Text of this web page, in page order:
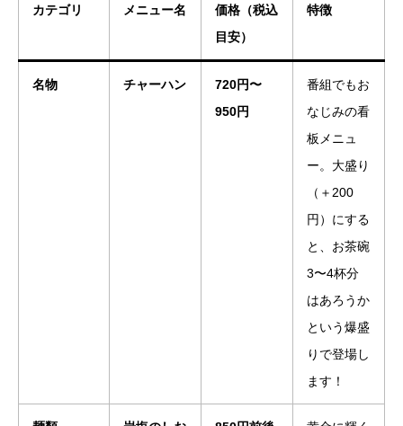
カテゴリ メニュー名
価格（税込
目安）
特徴
名物 チャーハン
720円〜
950円
番組でもお
なじみの看
板メニュ
ー。大盛り
（＋200
円）にする
と、お茶碗
3〜4杯分
はあろうか
という爆盛
りで登場し
ます！